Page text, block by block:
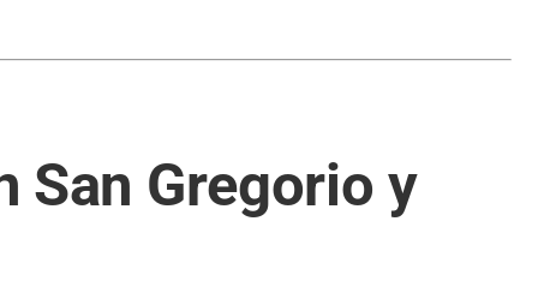
San Gregorio y